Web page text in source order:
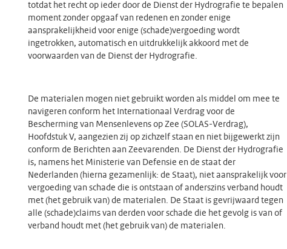
totdat het recht op ieder door de Dienst der Hydrografie te bepalen
moment zonder opgaaf van redenen en zonder enige
aansprakelijkheid voor enige (schade)vergoeding wordt
ingetrokken, automatisch en uitdrukkelijk akkoord met de
voorwaarden van de Dienst der Hydrografie.
De materialen mogen niet gebruikt worden als middel om mee te
navigeren conform het Internationaal Verdrag voor de
Bescherming van Mensenlevens op Zee (SOLAS-Verdrag),
Hoofdstuk V, aangezien zij op zichzelf staan en niet bijgewerkt zijn
conform de Berichten aan Zeevarenden. De Dienst der Hydrografie
is, namens het Ministerie van Defensie en de staat der
Nederlanden (hierna gezamenlijk: de Staat), niet aansprakelijk voor
vergoeding van schade die is ontstaan of anderszins verband houdt
met (het gebruik van) de materialen. De Staat is gevrijwaard tegen
alle (schade)claims van derden voor schade die het gevolg is van of
verband houdt met (het gebruik van) de materialen.